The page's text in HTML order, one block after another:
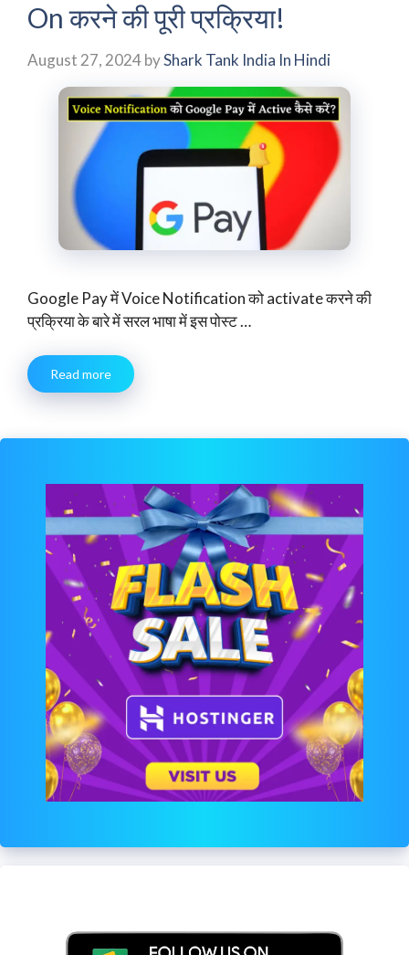
On करने की पूरी प्रक्रिया!
August 27, 2024byShark Tank India In Hindi
Google Pay में Voice Notification को activate करने की
प्रक्रिया के बारे में सरल भाषा में इस पोस्ट …
Read more